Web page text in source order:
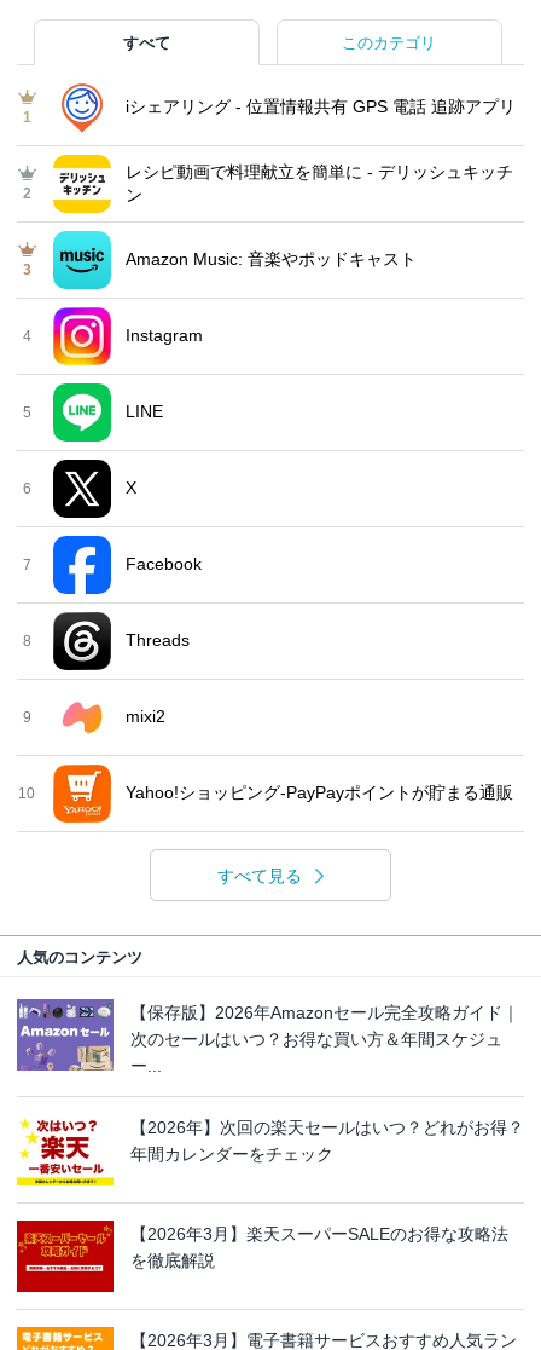
すべて このカテゴリ
1
iシェアリング - 位置情報共有 GPS 電話 追跡アプリ
2
レシピ動画で料理献立を簡単‪に - デリッシュキッチ
ン
3
Amazon Music: 音楽やポッドキャスト
4 Instagram
5 LINE
6 X
7 Facebook
8 Threads
9 mixi2
10 Yahoo!ショッピング-PayPayポイントが貯まる通販
すべて見る
人気のコンテンツ
【保存版】2026年Amazonセール完全攻略ガイド｜
次のセールはいつ？お得な買い方＆年間スケジュ
ー...
【2026年】次回の楽天セールはいつ？どれがお得？
年間カレンダーをチェック
【2026年3月】楽天スーパーSALEのお得な攻略法
を徹底解説
【2026年3月】電子書籍サービスおすすめ人気ラン